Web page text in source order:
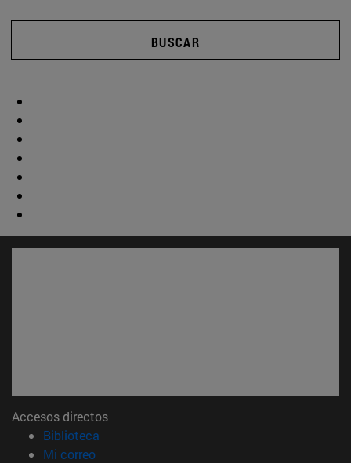
BUSCAR
Accesos directos
Biblioteca
Mi correo(abre en nueva ventana)